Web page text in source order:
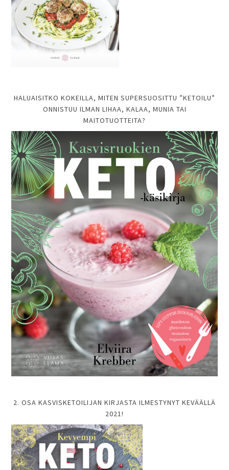
HALUAISITKO KOKEILLA, MITEN SUPERSUOSITTU ”KETOILU”
ONNISTUU ILMAN LIHAA, KALAA, MUNIA TAI
MAITOTUOTTEITA?
2. OSA KASVISKETOILIJAN KIRJASTA ILMESTYNYT KEVÄÄLLÄ
2021!